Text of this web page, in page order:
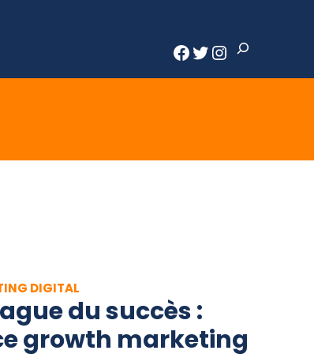
Facebook
Twitter
Instagram
Rechercher
DIGITAL
du succès :
growth marketing